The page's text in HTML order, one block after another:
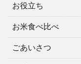
お役立ち
お米食べ比べ
ごあいさつ